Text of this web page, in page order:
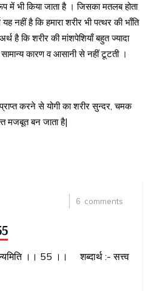
में भी किया जाता है । जिसका मतलब होता
नहीं है कि हमारा शरीर भी पत्थर की भाँति
है कि शरीर की मांशपेशियाँ बहुत ज्यादा
कारण व आसानी से नहीं टूटती ।
करने से योगी का शरीर सुन्दर, चमक
मजबूत बन जाता है|
6 comments
।। 55 ।। शब्दार्थ :- सत्त्व